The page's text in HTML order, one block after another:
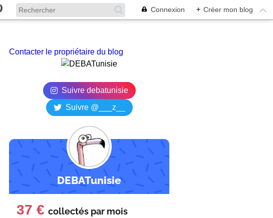
Connexion + Créer mon blog
Contacter le propriétaire du blog
Suivre debatunisie
Suivre @___z__
DEBATunisie
37 € collectés par mois